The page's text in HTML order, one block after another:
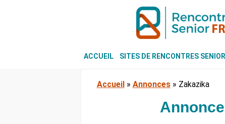
ACCUEIL SITES DE RENCONTRES SENIOR
Accueil » Annonces» Zakazika